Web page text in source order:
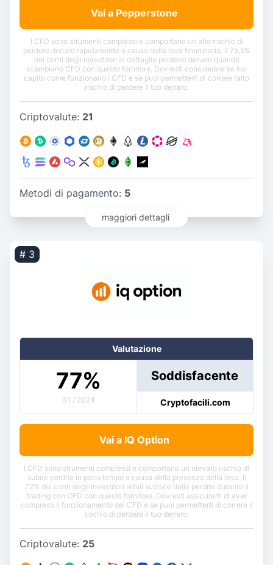
Vai a Pepperstone
I CFD sono strumenti complessi e comportano un alto rischio di
perdere denaro rapidamente a causa della leva finanziaria. Il 75,5%
dei conti degli investitori al dettaglio perdono denaro quando
scambiano CFD con questo fornitore. Dovresti considerare se hai
capito come funzionano i CFD e se puoi permetterti di correre l’alto
rischio di perdere il tuo denaro.
Criptovalute: 21
Metodi di pagamento: 5
maggiori dettagli
# 3
Valutazione
77%
01 / 2024
Soddisfacente
Cryptofacili.com
Vai a IQ Option
I CFD sono strumenti complessi e comportano un elevato rischio di
subire perdite in poco tempo a causa della presenza della leva. Il
72% dei conti degli investitori retail subisce delle perdite durante il
trading con CFD con questo fornitore. Dovresti assicurarti di aver
compreso il funzionamento dei CFD e se puoi permetterti di correre il
rischio di perdere il tuo denaro.
Criptovalute: 25